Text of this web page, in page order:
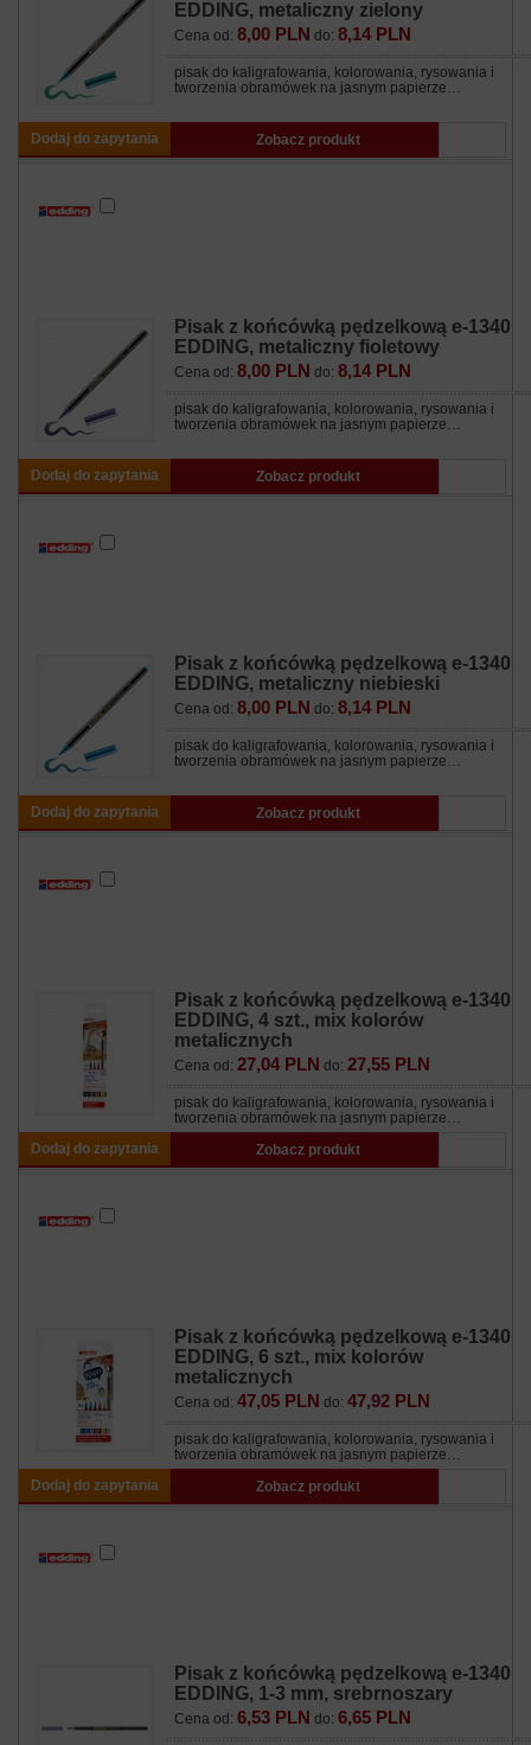
EDDING, metaliczny zielony
Cena od: 8,00 PLN do: 8,14 PLN
pisak do kaligrafowania, kolorowania, rysowania i
tworzenia obramówek na jasnym papierze…
Dodaj do zapytania Zobacz produkt
Pisak z końcówką pędzelkową e-1340
EDDING, metaliczny fioletowy
Cena od: 8,00 PLN do: 8,14 PLN
pisak do kaligrafowania, kolorowania, rysowania i
tworzenia obramówek na jasnym papierze…
Dodaj do zapytania Zobacz produkt
Pisak z końcówką pędzelkową e-1340
EDDING, metaliczny niebieski
Cena od: 8,00 PLN do: 8,14 PLN
pisak do kaligrafowania, kolorowania, rysowania i
tworzenia obramówek na jasnym papierze…
Dodaj do zapytania Zobacz produkt
Pisak z końcówką pędzelkową e-1340
EDDING, 4 szt., mix kolorów
metalicznych
Cena od: 27,04 PLN do: 27,55 PLN
pisak do kaligrafowania, kolorowania, rysowania i
tworzenia obramówek na jasnym papierze…
Dodaj do zapytania
Zobacz produkt
Pisak z końcówką pędzelkową e-1340
EDDING, 6 szt., mix kolorów
metalicznych
Cena od: 47,05 PLN do: 47,92 PLN
pisak do kaligrafowania, kolorowania, rysowania i
tworzenia obramówek na jasnym papierze…
Dodaj do zapytania
Zobacz produkt
Pisak z końcówką pędzelkową e-1340
EDDING, 1-3 mm, srebrnoszary
Cena od: 6,53 PLN do: 6,65 PLN